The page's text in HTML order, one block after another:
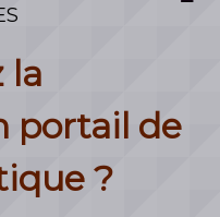
la
portail de
?